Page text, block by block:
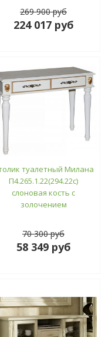
269 900 руб
224 017 руб
туалетный Милана
П4.265.1.22(294.22с)
слоновая кость с
золочением
70 300 руб
58 349 руб